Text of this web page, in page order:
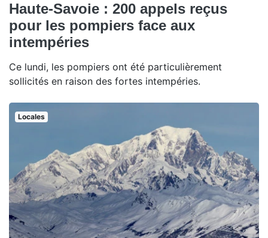
Haute-Savoie : 200 appels reçus
pour les pompiers face aux
intempéries
Ce lundi, les pompiers ont été particulièrement
sollicités en raison des fortes intempéries.
Locales